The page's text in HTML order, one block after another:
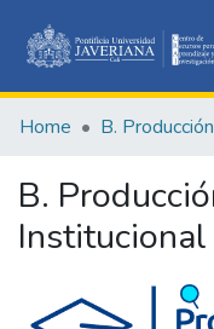
Home
B.
Institucional